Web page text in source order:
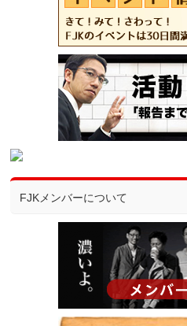
FJKメンバーについて